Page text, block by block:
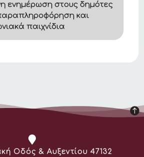
ενημέρωση στους δημότες
και
παιχνίδια
Οδός & Αυξεντίου 47132